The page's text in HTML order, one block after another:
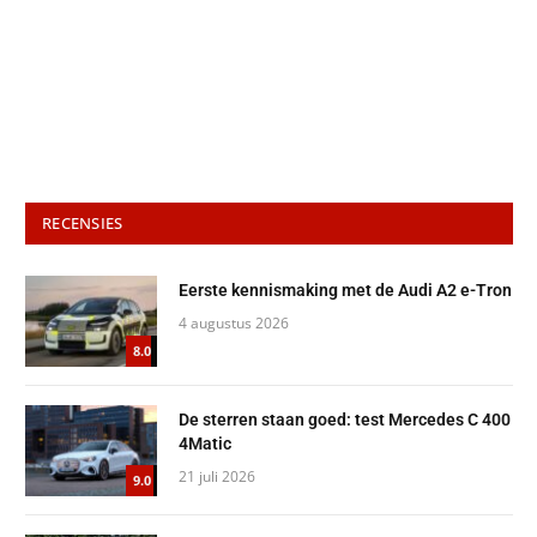
RECENSIES
8.0
Eerste kennismaking met de Audi A2 e-Tron
4 augustus 2026
9.0
De sterren staan goed: test Mercedes C 400
4Matic
21 juli 2026